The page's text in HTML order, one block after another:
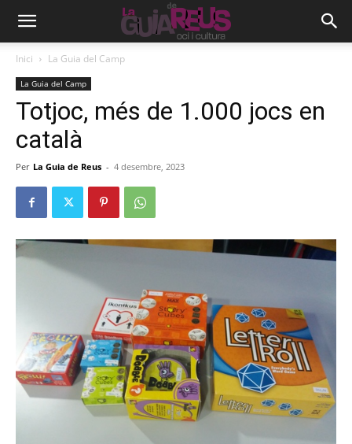
Inici La Guia del Camp
La Guia del Camp
Totjoc, més de 1.000 jocs en
català
Per La Guia de Reus - 4 desembre, 2023